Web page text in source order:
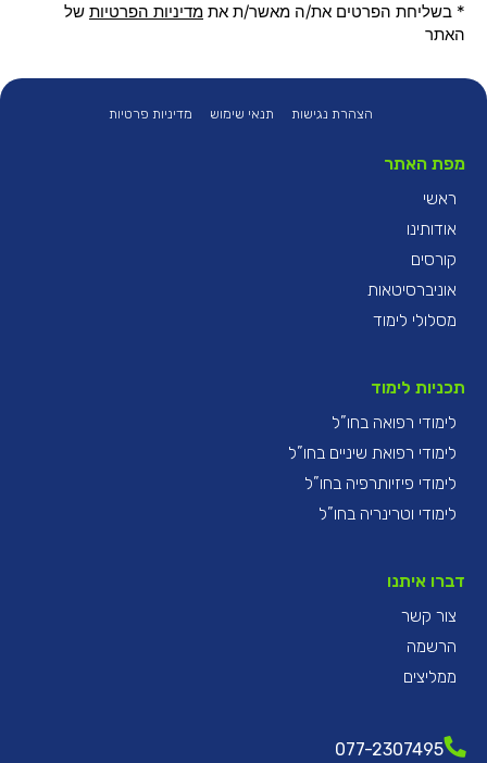
* בשליחת הפרטים את/ה מאשר/ת את מדיניות הפרטיות של
האתר
הצהרת נגישות תנאי שימוש מדיניות פרטיות
מפת האתר
ראשי
אודותינו
קורסים
אוניברסיטאות
מסלולי לימוד
תכניות לימוד
לימודי רפואה בחו”ל
לימודי רפואת שיניים בחו”ל
לימודי פיזיותרפיה בחו”ל
לימודי וטרינריה בחו”ל
דברו איתנו
צור קשר
הרשמה
ממליצים
077-2307495